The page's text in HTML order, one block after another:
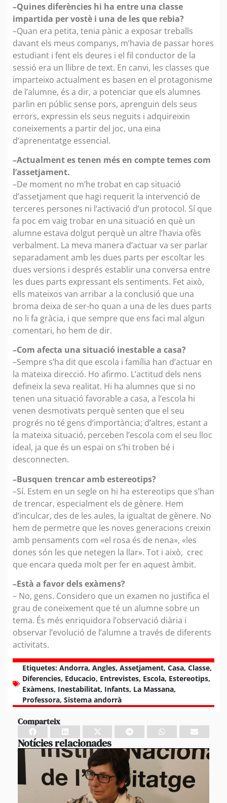
–Quines diferències hi ha entre una classe
impartida per vostè i una de les que rebia?
–Quan era petita, tenia pànic a exposar treballs
davant els meus companys, m’havia de passar hores
estudiant i fent els deures i el fil conductor de la
sessió era un llibre de text. En canvi, les classes que
imparteixo actualment es basen en el protagonisme
de l’alumne, és a dir, a potenciar que els alumnes
parlin en públic sense pors, aprenguin dels seus
errors, expressin els seus neguits i adquireixin
coneixements a partir del joc, una eina
d’aprenentatge essencial.
–Actualment es tenen més en compte temes com
l’assetjament.
–De moment no m’he trobat en cap situació
d’assetjament que hagi requerit la intervenció de
terceres persones ni l’activació d’un protocol. Sí que
fa poc em vaig trobar en una situació en què un
alumne estava dolgut perquè un altre l’havia ofès
verbalment. La meva manera d’actuar va ser parlar
separadament amb les dues parts per escoltar les
dues versions i després establir una conversa entre
les dues parts expressant els sentiments. Fet això,
ells mateixos van arribar a la conclusió que una
broma deixa de ser-ho quan a una de les dues parts
no li fa gràcia, i que sempre que ens faci mal algun
comentari, ho hem de dir.
–Com afecta una situació inestable a casa?
–Sempre s’ha dit que escola i família han d’actuar en
la mateixa direcció. Ho afirmo. L’actitud dels nens
defineix la seva realitat. Hi ha alumnes que si no
tenen una situació favorable a casa, a l’escola hi
venen desmotivats perquè senten que el seu
progrés no té gens d’importància; d’altres, estant a
la mateixa situació, perceben l’escola com el seu lloc
ideal, ja que és un espai on s’hi troben bé i
desconnecten.
–Busquen trencar amb estereotips?
–Sí. Estem en un segle on hi ha estereotips que s’han
de trencar, especialment els de gènere. Hem
d’inculcar, des de les aules, la igualtat de gènere. No
hem de permetre que les noves generacions creixin
amb pensaments com «el rosa és de nena», «les
dones són les que netegen la llar». Tot i això, crec
que encara queda molt per fer en aquest àmbit.
–Està a favor dels exàmens?
– No, gens. Considero que un examen no justifica el
grau de coneixement que té un alumne sobre un
tema. És més enriquidora l’observació diària i
observar l’evolució de l’alumne a través de diferents
activitats.
Etiquetes: Andorra, Angles, Assetjament, Casa, Classe,
Diferencies, Educacio, Entrevistes, Escola, Estereotips,
Exàmens, Inestabilitat, Infants, La Massana,
Professora, Sistema andorrà
Comparteix
Notícies relacionades